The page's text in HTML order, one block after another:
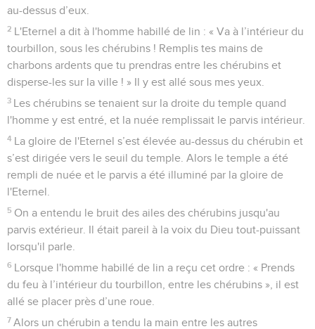
au-dessus d’eux.
2 L'Eternel a dit à l'homme habillé de lin : « Va à l’intérieur du
tourbillon, sous les chérubins ! Remplis tes mains de
charbons ardents que tu prendras entre les chérubins et
disperse-les sur la ville ! » Il y est allé sous mes yeux.
3 Les chérubins se tenaient sur la droite du temple quand
l'homme y est entré, et la nuée remplissait le parvis intérieur.
4 La gloire de l'Eternel s’est élevée au-dessus du chérubin et
s’est dirigée vers le seuil du temple. Alors le temple a été
rempli de nuée et le parvis a été illuminé par la gloire de
l'Eternel.
5 On a entendu le bruit des ailes des chérubins jusqu'au
parvis extérieur. Il était pareil à la voix du Dieu tout-puissant
lorsqu'il parle.
6 Lorsque l'homme habillé de lin a reçu cet ordre : « Prends
du feu à l’intérieur du tourbillon, entre les chérubins », il est
allé se placer près d’une roue.
7 Alors un chérubin a tendu la main entre les autres